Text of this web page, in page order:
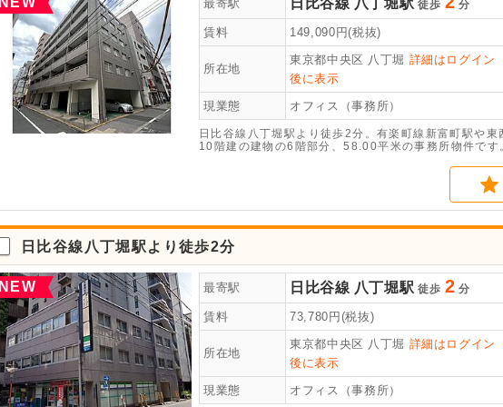
最寄駅 日比谷線 八丁堀駅 徒歩 分
賃料 149,090円(税抜)
所在地
東京都中央区 八丁堀 詳細はログイン
後に表示
現業態
オフィス（事務所）
日比谷線八丁堀駅より徒歩2分。有楽町線新富町駅や
10階建の建物の6階部分、58.00平米の事務所物件で
日比谷線八丁堀駅より徒歩2分
NEW 最寄駅 日比谷線 八丁堀駅 徒歩 2 分
賃料 73,780円(税抜)
所在地
東京都中央区 八丁堀 詳細はログイン
後に表示
現業態
オフィス（事務所）